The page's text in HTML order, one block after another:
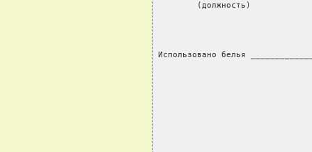
(должность)
Использовано белья